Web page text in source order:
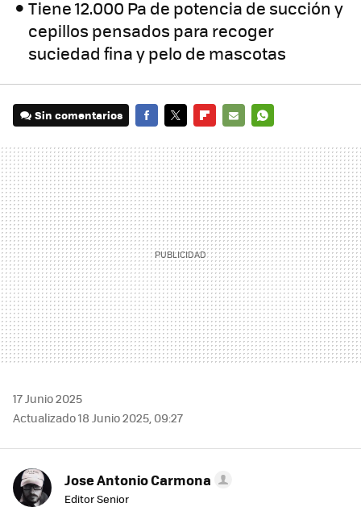
Tiene 12.000 Pa de potencia de succión y
cepillos pensados para recoger
suciedad fina y pelo de mascotas
Sin comentarios
MAIL
17 Junio 2025
Actualizado 18 Junio 2025, 09:27
Jose Antonio Carmona
Editor Senior